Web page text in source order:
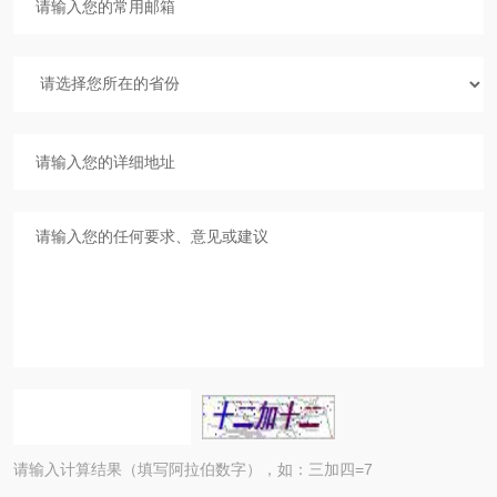
请输入计算结果（填写阿拉伯数字），如：三加四=7